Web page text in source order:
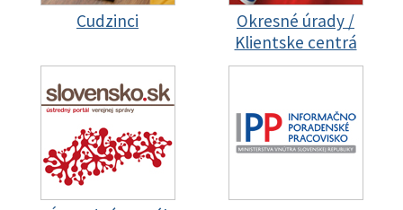
Cudzinci
Okresné úrady /
Klientske centrá